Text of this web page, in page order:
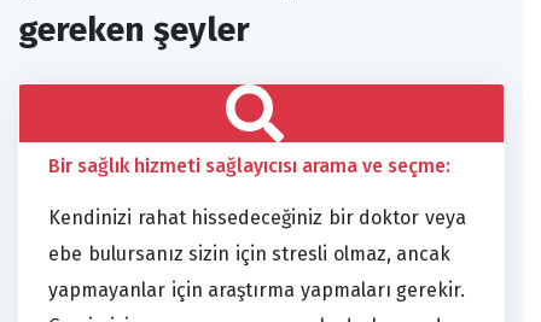
gereken şeyler
Bir sağlık hizmeti sağlayıcısı arama ve seçme:
Kendinizi rahat hissedeceğiniz bir doktor veya
ebe bulursanız sizin için stresli olmaz, ancak
yapmayanlar için araştırma yapmaları gerekir.